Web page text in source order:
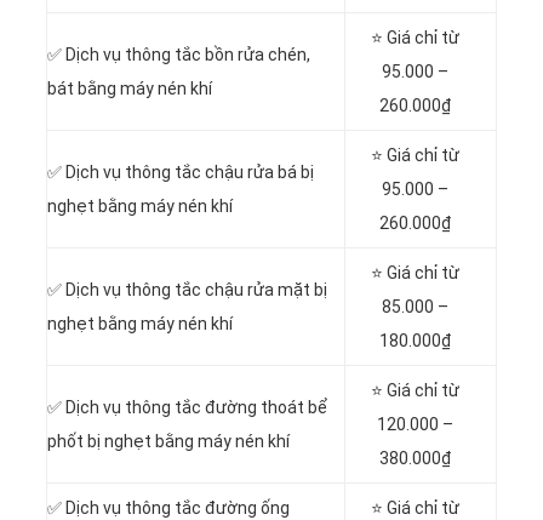
✅ Dịch vụ thông tắc bồn rửa chén,
bát bằng máy nén khí
⭐ Giá chỉ từ
95.000 –
260.000₫
✅ Dịch vụ thông tắc chậu rửa bá bị
nghẹt bằng máy nén khí
⭐ Giá chỉ từ
95.000 –
260.000₫
✅ Dịch vụ thông tắc chậu rửa mặt bị
nghẹt bằng máy nén khí
⭐ Giá chỉ từ
85.000 –
180.000₫
✅ Dịch vụ thông tắc đường thoát bể
phốt bị nghẹt bằng máy nén khí
⭐ Giá chỉ từ
120.000 –
380.000₫
✅ Dịch vụ thông tắc đường ống
⭐ Giá chỉ từ